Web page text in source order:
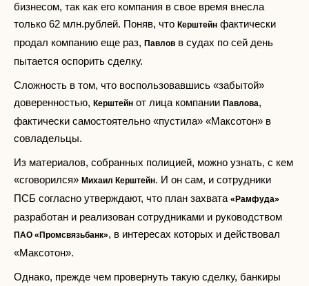
бизнесом, так как его компания в свое время внесла
только 62 млн.рублей. Поняв, что Керштейн фактически
продал компанию еще раз, Павлов в судах по сей день
пытается оспорить сделку.
Сложность в том, что воспользовавшись «забытой»
доверенностью, Керштейн от лица компании Павлова,
фактически самостоятельно «пустила» «Максотон» в
совладельцы.
Из материалов, собранных полицией, можно узнать, с кем
«сговорился» Михаил Керштейн. И он сам, и сотрудники
ПСБ согласно утверждают, что план захвата «Рамфуда»
разработан и реализован сотрудниками и руководством
ПАО «Промсвязьбанк», в интересах которых и действовал
«Максотон».
Однако, прежде чем провернуть такую сделку, банкиры